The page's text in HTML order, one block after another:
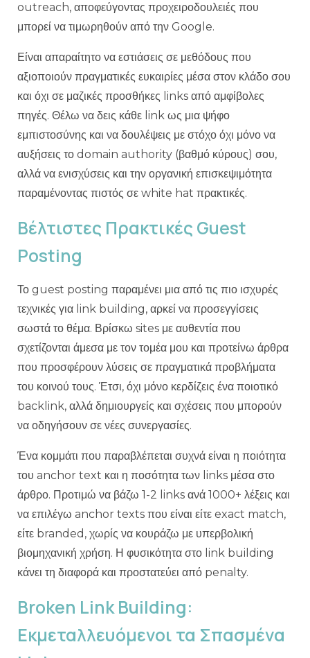
outreach, αποφεύγοντας προχειροδουλειές που
μπορεί να τιμωρηθούν από την Google.
Είναι απαραίτητο να εστιάσεις σε μεθόδους που
αξιοποιούν πραγματικές ευκαιρίες μέσα στον κλάδο σου
και όχι σε μαζικές προσθήκες links από αμφίβολες
πηγές. Θέλω να δεις κάθε link ως μια ψήφο
εμπιστοσύνης και να δουλέψεις με στόχο όχι μόνο να
αυξήσεις το domain authority (βαθμό κύρους) σου,
αλλά να ενισχύσεις και την οργανική επισκεψιμότητα
παραμένοντας πιστός σε white hat πρακτικές.
Βέλτιστες Πρακτικές Guest
Posting
Το guest posting παραμένει μια από τις πιο ισχυρές
τεχνικές για link building, αρκεί να προσεγγίσεις
σωστά το θέμα. Βρίσκω sites με αυθεντία που
σχετίζονται άμεσα με τον τομέα μου και προτείνω άρθρα
που προσφέρουν λύσεις σε πραγματικά προβλήματα
του κοινού τους. Έτσι, όχι μόνο κερδίζεις ένα ποιοτικό
backlink, αλλά δημιουργείς και σχέσεις που μπορούν
να οδηγήσουν σε νέες συνεργασίες.
Ένα κομμάτι που παραβλέπεται συχνά είναι η ποιότητα
του anchor text και η ποσότητα των links μέσα στο
άρθρο. Προτιμώ να βάζω 1-2 links ανά 1000+ λέξεις και
να επιλέγω anchor texts που είναι είτε exact match,
είτε branded, χωρίς να κουράζω με υπερβολική
βιομηχανική χρήση. Η φυσικότητα στο link building
κάνει τη διαφορά και προστατεύει από penalty.
Broken Link Building:
Εκμεταλλευόμενοι τα Σπασμένα